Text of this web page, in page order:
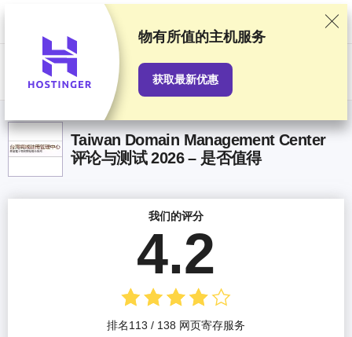
我们基于严格的测试和研究对服务提供商进行排名，同时也会考虑用户反
馈以及我们与提供商之间签订的商业协议。本页面包含联盟链接。
广告披
Taiwan Domain Management Center
评论与测试 2026 – 是否值得
我们的评分
4.2
排名113 / 138 网页寄存服务
物有所值的主机服务
获取最新优惠